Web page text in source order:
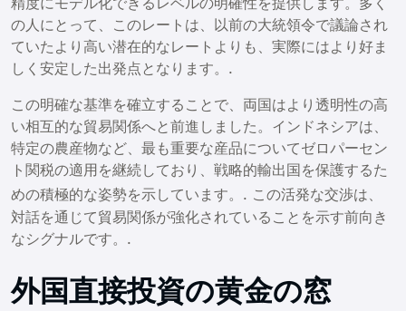
の人にとって、このレートは、以前の大統領令で議論され
ていたより高い潜在的なレートよりも、実際にはより好ま
しく安定した出発点となります。.
この明確な基準を確立することで、両国はより透明性の高
い相互的な貿易関係へと前進しました。インドネシアは、
特定の農産物など、最も重要な産品についてゼロパーセン
ト関税の適用を継続しており、戦略的輸出国を保護するた
めの積極的な姿勢を示しています。 . この活発な交渉は、
対話を通じて貿易関係が強化されていることを示す前向き
なシグナルです。.
外国直接投資の黄金の窓